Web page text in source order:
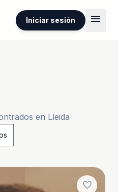
Iniciar sesión menu
en Lleida
favorite